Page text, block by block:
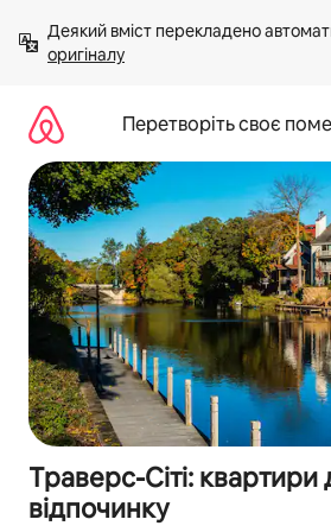
вмісту
Деякий вміст перекладено
оригіналу
Перетворіть своє
Траверс-Сіті: квартири
відпочинку